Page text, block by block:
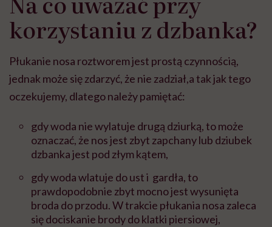
korzystaniu z dzbanka?
Płukanie nosa roztworem jest prostą czynnością,
jednak może się zdarzyć, że nie zadział,a tak jak tego
oczekujemy, dlatego należy pamiętać:
gdy woda nie wylatuje drugą dziurką, to może
oznaczać, że nos jest zbyt zapchany lub dziubek
dzbanka jest pod złym kątem,
gdy woda wlatuje do ust i gardła, to
prawdopodobnie zbyt mocno jest wysunięta
broda do przodu. W trakcie płukania nosa zaleca
się dociskanie brody do klatki piersiowej,